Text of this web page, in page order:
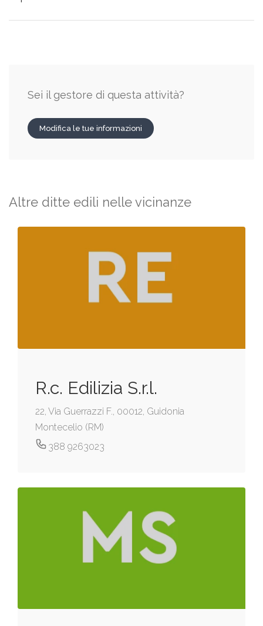
Sei il gestore di questa attività?
Modifica le tue informazioni
Altre ditte edili nelle vicinanze
R.c. Edilizia S.r.l.
22, Via Guerrazzi F., 00012, Guidonia
Montecelio (RM)
388 9263023